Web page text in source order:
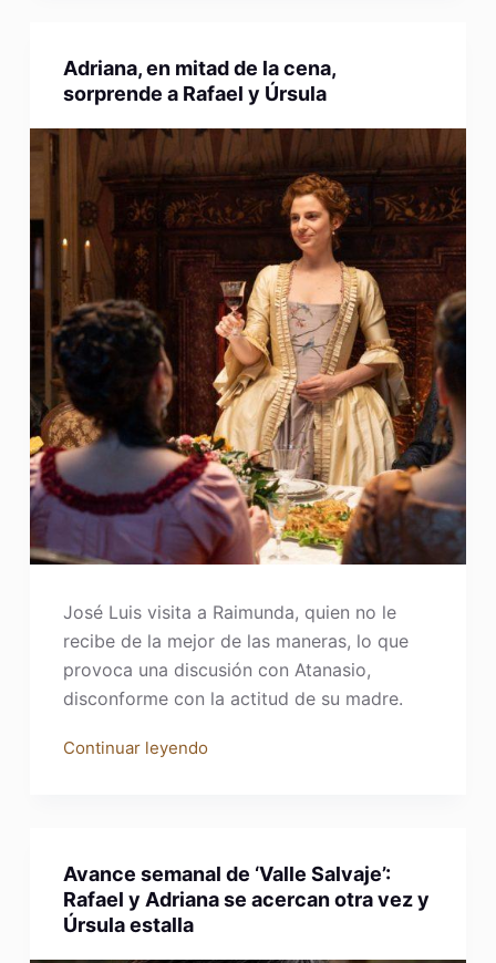
Adriana, en mitad de la cena,
sorprende a Rafael y Úrsula
José Luis visita a Raimunda, quien no le
recibe de la mejor de las maneras, lo que
provoca una discusión con Atanasio,
disconforme con la actitud de su madre.
Continuar leyendo
Avance semanal de ‘Valle Salvaje’:
Rafael y Adriana se acercan otra vez y
Úrsula estalla